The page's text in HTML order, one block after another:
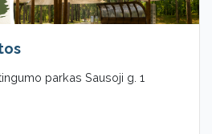
parkas Sausoji g. 1